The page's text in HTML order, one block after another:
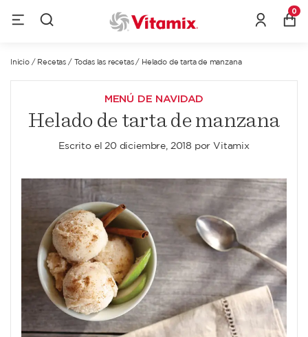
0
Inicio/ Recetas / Todas las recetas/ Helado de tarta de manzana
MENÚ DE NAVIDAD
Helado de tarta de manzana
Escrito el 20 diciembre, 2018 por Vitamix